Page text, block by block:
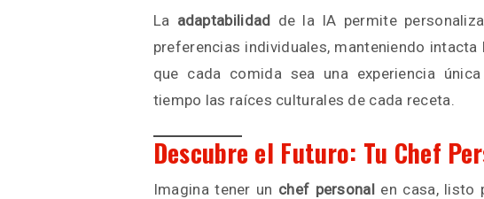
La adaptabilidad de la IA permite
preferencias individuales, manteniendo
que cada comida sea una experiencia
tiempo las raíces culturales de cada receta.
Descubre el Futuro: Tu Chef
Imagina tener un chef personal en casa, listo